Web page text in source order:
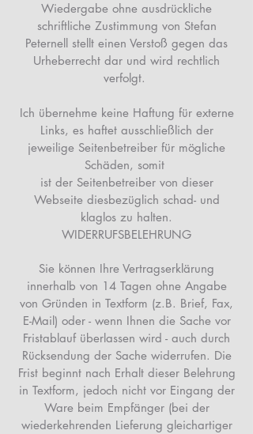
Wiedergabe ohne ausdrückliche
schriftliche Zustimmung von Stefan
Peternell stellt einen Verstoß gegen das
Urheberrecht dar und wird rechtlich
verfolgt.
Ich übernehme keine Haftung für externe
Links, es haftet ausschließlich der
jeweilige Seitenbetreiber für mögliche
Schäden, somit
ist der Seitenbetreiber von dieser
Webseite diesbezüglich schad- und
klaglos zu halten.
WIDERRUFSBELEHRUNG
Sie können Ihre Vertragserklärung
innerhalb von 14 Tagen ohne Angabe
von Gründen in Textform (z.B. Brief, Fax,
E-Mail) oder - wenn Ihnen die Sache vor
Fristablauf überlassen wird - auch durch
Rücksendung der Sache widerrufen. Die
Frist beginnt nach Erhalt dieser Belehrung
in Textform, jedoch nicht vor Eingang der
Ware beim Empfänger (bei der
wiederkehrenden Lieferung gleichartiger